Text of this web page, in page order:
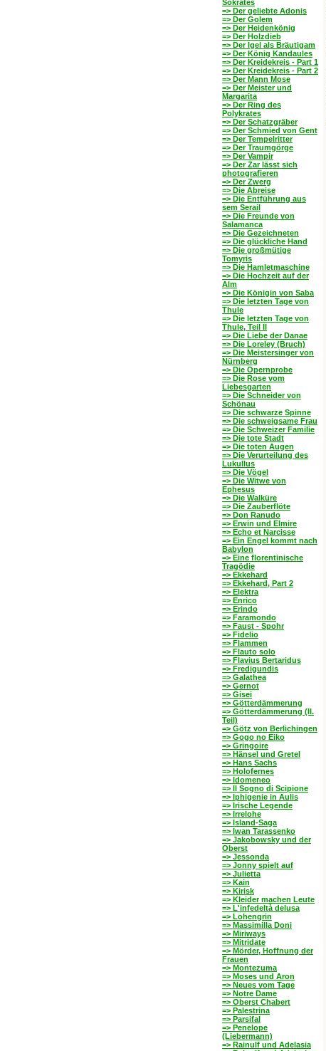
Sokrates
=> Der geliebte Adonis
=> Der Golem
=> Der Heidenkönig
=> Der Holzdieb
=> Der Igel als Bräutigam
=> Der König Kandaules
=> Der Kreidekreis - Part 1
=> Der Kreidekreis - Part 2
=> Der Mann Mose
=> Der Meister und
Margarita
=> Der Ring des
Polykrates
=> Der Schatzgräber
=> Der Schmied von Gent
=> Der Tempelritter
=> Der Traumgörge
=> Der Vampir
=> Der Zar lässt sich
photografieren
=> Der Zwerg
=> Die Abreise
=> Die Entführung aus
sem Serail
=> Die Freunde von
Salamanca
=> Die Gezeichneten
=> Die glückliche Hand
=> Die großmütige
Tomyris
=> Die Hamletmaschine
=> Die Hochzeit auf der
Alm
=> Die Königin von Saba
=> Die letzten Tage von
Thule
=> Die letzten Tage von
Thule, Teil II
=> Die Liebe der Danae
=> Die Loreley (Bruch)
=> Die Meistersinger von
Nürnberg
=> Die Opernprobe
=> Die Rose vom
Liebesgarten
=> Die Schneider von
Schönau
=> Die schwarze Spinne
=> Die schweigsame Frau
=> Die Schweizer Familie
=> Die tote Stadt
=> Die toten Augen
=> Die Verurteilung des
Lukullus
=> Die Vögel
=> Die Witwe von
Ephesus
=> Die Walküre
=> Die Zauberflöte
=> Don Ranudo
=> Erwin und Elmire
=> Echo et Narcisse
=> Ein Engel kommt nach
Babylon
=> Eine florentinische
Tragödie
=> Ekkehard
=> Ekkehard, Part 2
=> Elektra
=> Enrico
=> Erindo
=> Faramondo
=> Faust - Spohr
=> Fidelio
=> Flammen
=> Flauto solo
=> Flavius Bertaridus
=> Fredigundis
=> Galathea
=> Gernot
=> Gisei
=> Götterdämmerung
=> Götterdämmerung (II.
Teil)
=> Götz von Berlichingen
=> Gogo no Eiko
=> Gringoire
=> Hänsel und Gretel
=> Hans Sachs
=> Holofernes
=> Idomeneo
=> Il Sogno di Scipione
=> Iphigenie in Aulis
=> Irische Legende
=> Irrelohe
=> Island-Saga
=> Iwan Tarassenko
=> Jakobowsky und der
Oberst
=> Jessonda
=> Jonny spielt auf
=> Julietta
=> Kain
=> Kirisk
=> Kleider machen Leute
=> L'infedeltà delusa
=> Lohengrin
=> Massimilla Doni
=> Miriways
=> Mitridate
=> Mörder, Hoffnung der
Frauen
=> Montezuma
=> Moses und Aron
=> Neues vom Tage
=> Notre Dame
=> Oberst Chabert
=> Palestrina
=> Parsifal
=> Penelope
(Liebermann)
=> Rainulf und Adelasia